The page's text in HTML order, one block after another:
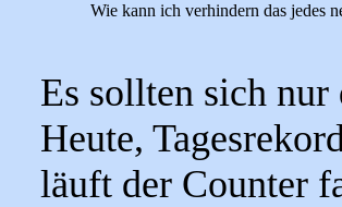
Wie kann ich verhindern das jedes
Es sollten sich nur
Heute,
läuft der Counter